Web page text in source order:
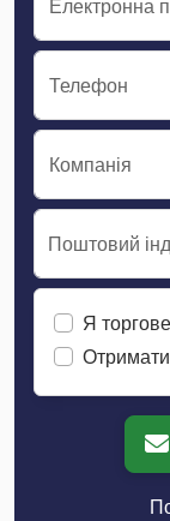
Електронна
Телефон
Компанія
Поштовий
Я
Отримати